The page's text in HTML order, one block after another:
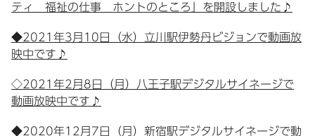
ティ 福祉の仕事 ホントのところ」を開設しました♪
◆2021年3月10日（水）立川駅伊勢丹ビジョンで動画放
映中です♪
◇2021年2月8日（月）八王子駅デジタルサイネージで
動画放映中です♪
◆2020年12月7日（月）新宿駅デジタルサイネージで動